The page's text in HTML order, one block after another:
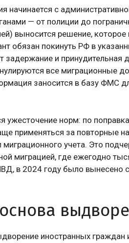
начинается с
— от полиции до
выносится решение, которое
обязан покинуть РФ в
задержание и принудительная
все миграционные
заносится в базу ФМС
ужесточение норм: по
применяться за повторные
учета. Это
миграцией, где ежегодно
в 2024 году было вынесено
иностранных граждан